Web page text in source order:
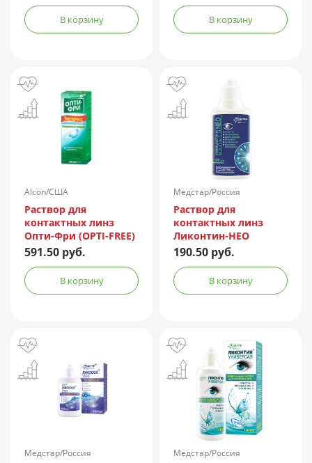
В корзину В корзину
Alcon/США
Раствор для
контактных линз
Опти-Фри (OPTI-FREE)
Express 355мл +
контейнер
591.50 руб.
В корзину
Медстар/Россия
Раствор для
контактных линз
Ликонтин-НЕО
Мульти 60мл
190.50 руб.
В корзину
Медстар/Россия Медстар/Россия